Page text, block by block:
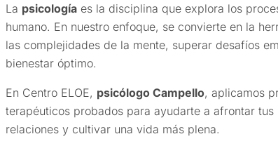
La psicología es la disciplina que explora los
humano. En nuestro enfoque, se convierte en la
las complejidades de la mente, superar desafíos
bienestar óptimo.
En Centro ELOE, psicólogo Campello, aplicamos
terapéuticos probados para ayudarte a afrontar
relaciones y cultivar una vida más plena.